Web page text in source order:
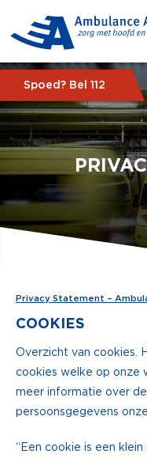
Spoed? Bel 112
Privacy Statement –
COOKIES
Overzicht van cookies.
cookies welke op onze
meer informatie over
persoonsgegevens
“Een cookie is een